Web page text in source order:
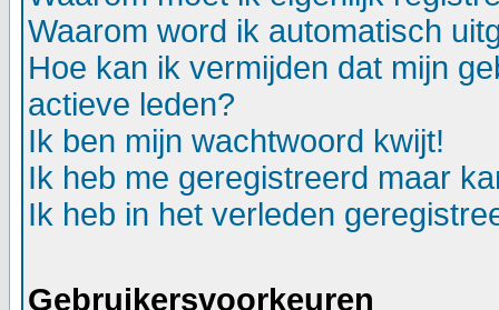
Waarom word ik automatisch
Hoe kan ik vermijden dat mijn
actieve leden?
Ik ben mijn wachtwoord kwijt!
Ik heb me geregistreerd maar
Ik heb in het verleden
Gebruikersvoorkeuren